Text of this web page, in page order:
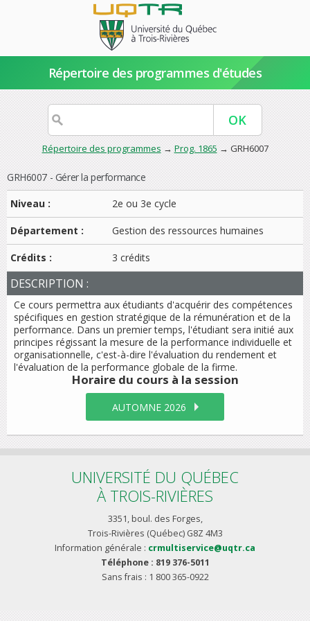
Répertoire des programmes d'études
Répertoire des programmes → Prog. 1865 → GRH6007
GRH6007 - Gérer la performance
Niveau :
2e ou 3e cycle
Département : Gestion des ressources humaines
Crédits : 3 crédits
DESCRIPTION :
Ce cours permettra aux étudiants d'acquérir des compétences
spécifiques en gestion stratégique de la rémunération et de la
performance. Dans un premier temps, l'étudiant sera initié aux
principes régissant la mesure de la performance individuelle et
organisationnelle, c'est-à-dire l'évaluation du rendement et
l'évaluation de la performance globale de la firme.
Horaire du cours à la session
AUTOMNE 2026
UNIVERSITÉ DU QUÉBEC
À TROIS-RIVIÈRES
3351, boul. des Forges,
Trois-Rivières (Québec) G8Z 4M3
Information générale : crmultiservice@uqtr.ca
Téléphone : 819 376-5011
Sans frais : 1 800 365-0922